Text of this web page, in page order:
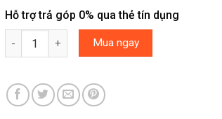
Hỗ trợ trả góp 0% qua thẻ tín dụng
Màn hình thông minh LG Swing 32 inch
Mua ngay